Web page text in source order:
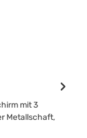
mit 3
Metallschaft,